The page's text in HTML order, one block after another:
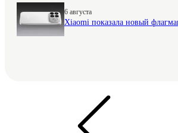
6 августа
Xiaomi показала новый